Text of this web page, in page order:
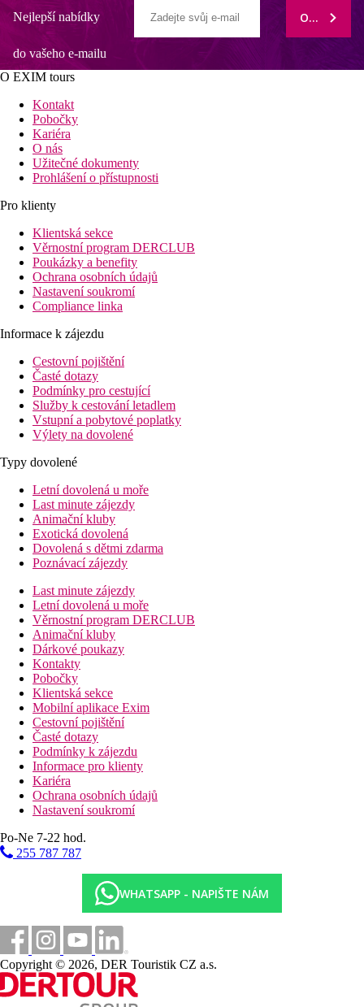
Nejlepší nabídky
do vašeho e-mailu
ODEBÍRAT
O EXIM tours
Kontakt
Pobočky
Kariéra
O nás
Užitečné dokumenty
Prohlášení o přístupnosti
Pro klienty
Klientská sekce
Věrnostní program DERCLUB
Poukázky a benefity
Ochrana osobních údajů
Nastavení soukromí
Compliance linka
Informace k zájezdu
Cestovní pojištění
Časté dotazy
Podmínky pro cestující
Služby k cestování letadlem
Vstupní a pobytové poplatky
Výlety na dovolené
Typy dovolené
Letní dovolená u moře
Last minute zájezdy
Animační kluby
Exotická dovolená
Dovolená s dětmi zdarma
Poznávací zájezdy
Last minute zájezdy
Letní dovolená u moře
Věrnostní program DERCLUB
Animační kluby
Dárkové poukazy
Kontakty
Pobočky
Klientská sekce
Mobilní aplikace Exim
Cestovní pojištění
Časté dotazy
Podmínky k zájezdu
Informace pro klienty
Kariéra
Ochrana osobních údajů
Nastavení soukromí
Po-Ne 7-22 hod.
255 787 787
WHATSAPP - NAPIŠTE NÁM
Copyright © 2026, DER Touristik CZ a.s.